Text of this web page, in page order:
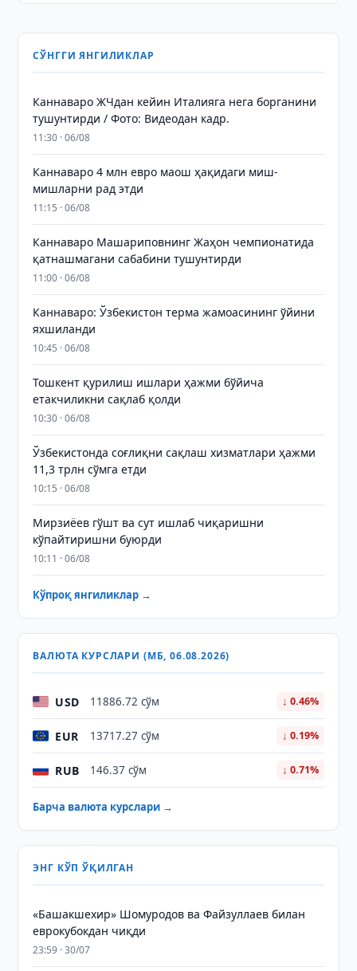
СЎНГГИ ЯНГИЛИКЛАР
Каннаваро ЖЧдан кейин Италияга нега борганини
тушунтирди / Фото: Видеодан кадр.
11:30 · 06/08
Каннаваро 4 млн евро маош ҳақидаги миш-
мишларни рад этди
11:15 · 06/08
Каннаваро Машариповнинг Жаҳон чемпионатида
қатнашмагани сабабини тушунтирди
11:00 · 06/08
Каннаваро: Ўзбекистон терма жамоасининг ўйини
яхшиланди
10:45 · 06/08
Тошкент қурилиш ишлари ҳажми бўйича
етакчиликни сақлаб қолди
10:30 · 06/08
Ўзбекистонда соғлиқни сақлаш хизматлари ҳажми
11,3 трлн сўмга етди
10:15 · 06/08
Мирзиёев гўшт ва сут ишлаб чиқаришни
кўпайтиришни буюрди
10:11 · 06/08
Кўпроқ янгиликлар →
ВАЛЮТА КУРСЛАРИ (МБ, 06.08.2026)
USD 11886.72 сўм ↓ 0.46%
EUR 13717.27 сўм ↓ 0.19%
RUB 146.37 сўм ↓ 0.71%
Барча валюта курслари →
ЭНГ КЎП ЎҚИЛГАН
«Башакшехир» Шомуродов ва Файзуллаев билан
еврокубокдан чиқди
23:59 · 30/07